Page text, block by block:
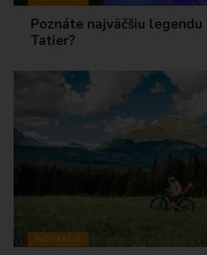
Poznáte najväčšiu legendu
Tatier?
INŠPIRÁCIE